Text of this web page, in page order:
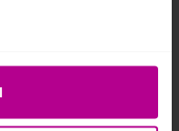
la marca NH